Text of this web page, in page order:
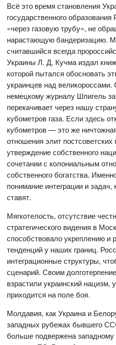
Всё это время становления
государственного
«через газовую трубу», не
нарастающую бандеризацию.
считавшийся всегда
Украины Л. Д. Кучма издал
которой пытался обосновать
украинцев над
немецкому журналу Шпигель
перекачивает через нашу
кубометров газа. Если здесь
кубометров — это же
отношения элит
утверждение собственного
сочетании с колониальным
собственного богатства.
понимание интеграции и
ставят.
Мягкотелость, отсутствие
стратегического видения в
способствовало укреплению и
тенденций у наших границ.
интеграционные структуры,
сценарий. Своим
взрастили украинский нацизм,
приходится на поле боя.
Молдавия, как Украина и
западных рубежах бывшего
больше подвержена